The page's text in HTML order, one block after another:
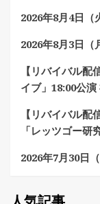
2026年8月4日（
2026年8月3日（
【リバイバル配
イブ」18:00公
【リバイバル配
「レッツゴー
2026年7月30日